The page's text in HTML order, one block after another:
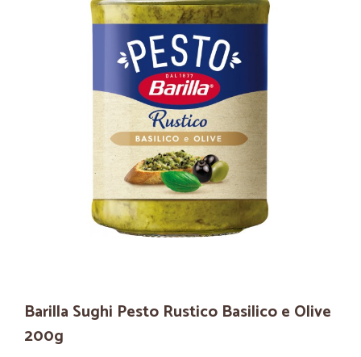
Barilla Sughi Pesto Rustico Basilico e Olive
200g